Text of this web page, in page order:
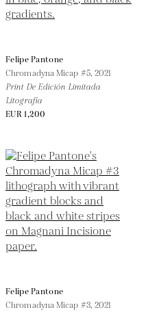
Felipe Pantone
Chromadyna Micap #5,2021
Print De Edición Limitada
Litografía
EUR 1,200
Felipe Pantone
Chromadyna Micap #3,2021